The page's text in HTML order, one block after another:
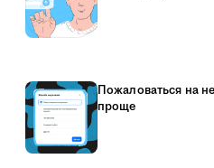
Пожаловаться на
проще